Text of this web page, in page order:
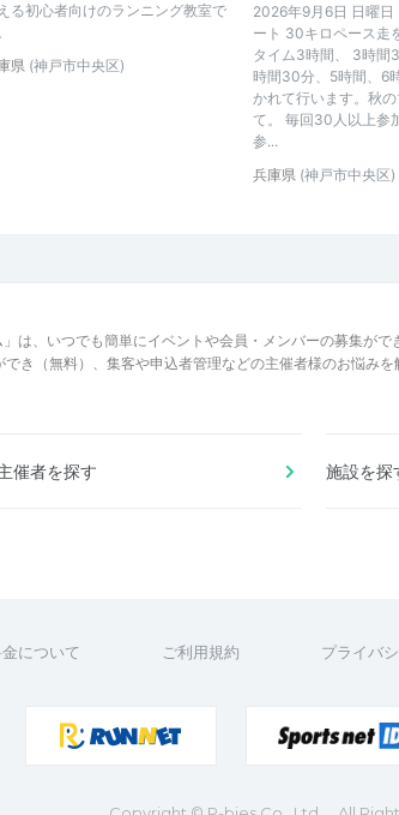
る初心者向けのランニング教室で
県 (神戸市中央区)
2026年9月6日 日曜
ート 30キロペース走
タイム3時間、 3時間
時間30分、5時間、6
かれて行います。秋
て。 毎回30人以上参
参...
兵庫県 (神戸市中央区)
」は、いつでも簡単にイベントや会員・メンバーの募集がで
でき（無料）、集客や申込者管理などの主催者様のお悩みを
催者を探す 施設を探
について ご利用規約 プライバ